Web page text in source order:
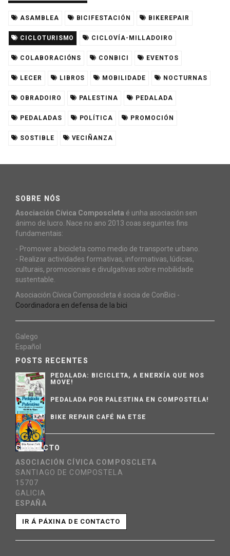
ASAMBLEA BICIFESTACIÓN BIKEREPAIR
CICLOTURISMO CICLOVÍA-MILLADOIRO
COLABORACIÓNS CONBICI EVENTOS
LECER LIBROS MOBILIDADE NOCTURNAS
OBRADOIRO PALESTINA PEDALADA
PEDALADAS POLÍTICA PROMOCIÓN
SOSTIBLE VECIÑANZA
SOBRE NÓS
Asociación Cívica Composcleta é unha asociación sen
ánimo de lucro. Nace no ano 2013 coas seguintes fins
fundamentais:
- Promover a bicicleta como medio de transporte urbano.
- Realizar actividades formativas, informativas, lúdicas,
culturais, promocionais e divulgativas sobre mobilidade
sustentable.
Asociación Cívica Composcleta é socia de ConBici -
Coordinadora en defensa de la bici
Galego
Español
POSTS RECENTES
PEDALADA: BICICLETA, A ENERXÍA QUE NOS
MOVE!
PEDALADA POR PALESTINA EN COMPOSTELA!
BIKE REPAIR CAFÉ NA ETSE
CONTACTO
ASOCIACIÓN CÍVICA COMPOSCLETA
SANTIAGO DE COMPOSTELA
15707
GALICIA
ESPAÑA
IR Á PÁXINA DE CONTACTO